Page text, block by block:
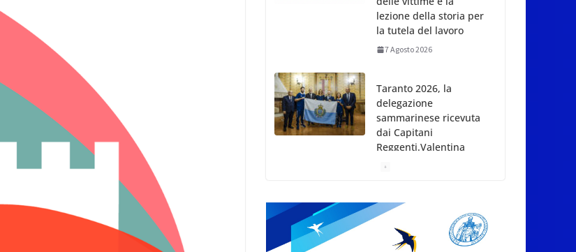
7 Agosto 2026
Taranto 2026, la
sammarinese ricevuta
dai Capitani
Reggenti.Valentina
Venerucci e Jacopo
Frisoni i due
San Marino. Attiva-
Mente sulla Carta
Sociale Europea: dalla